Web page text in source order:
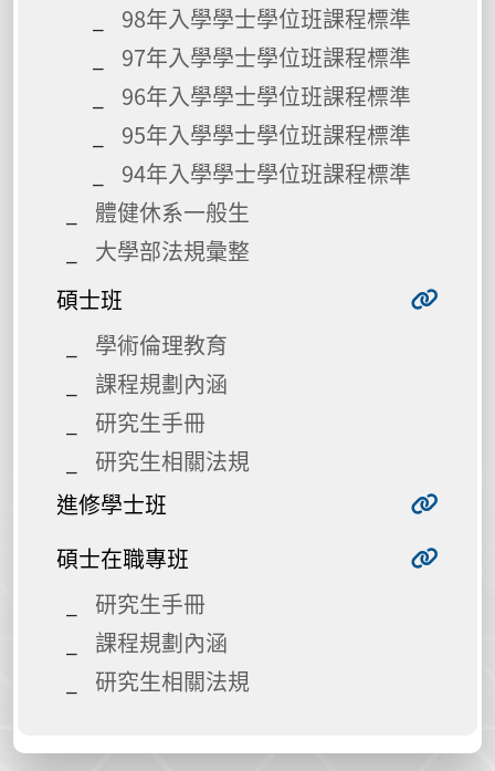
98年入學學士學位班課程標準
97年入學學士學位班課程標準
96年入學學士學位班課程標準
95年入學學士學位班課程標準
94年入學學士學位班課程標準
體健休系一般生
大學部法規彙整
碩士班
學術倫理教育
課程規劃內涵
研究生手冊
研究生相關法規
進修學士班
碩士在職專班
研究生手冊
課程規劃內涵
研究生相關法規